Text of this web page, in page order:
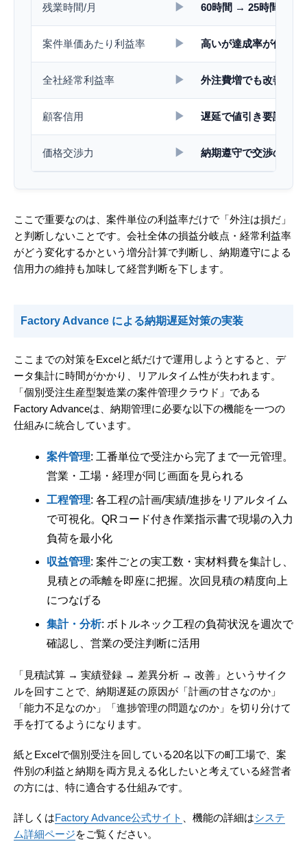
残業時間/月 ▶ 60時間 → 25時間
案件単価あたり利益率 ▶ 高いが達成率が低い
全社経常利益率 ▶ 外注費増でも改善
顧客信用 ▶ 遅延で値引き要請を受
価格交渉力 ▶ 納期遵守で交渉のテー
ここで重要なのは、案件単位の利益率だけで「外注は損だ」
と判断しないことです。会社全体の損益分岐点・経常利益率
がどう変化するかという増分計算で判断し、納期遵守による
信用力の維持も加味して経営判断を下します。
Factory Advance による納期遅延対策の実装
ここまでの対策をExcelと紙だけで運用しようとすると、デ
ータ集計に時間がかかり、リアルタイム性が失われます。
「個別受注生産型製造業の案件管理クラウド」である
Factory Advanceは、納期管理に必要な以下の機能を一つの
仕組みに統合しています。
案件管理: 工番単位で受注から完了まで一元管理。
営業・工場・経理が同じ画面を見られる
工程管理: 各工程の計画/実績/進捗をリアルタイム
で可視化。QRコード付き作業指示書で現場の入力
負荷を最小化
収益管理: 案件ごとの実工数・実材料費を集計し、
見積との乖離を即座に把握。次回見積の精度向上
につなげる
集計・分析: ボトルネック工程の負荷状況を週次で
確認し、営業の受注判断に活用
「見積試算 → 実績登録 → 差異分析 → 改善」というサイク
ルを回すことで、納期遅延の原因が「計画の甘さなのか」
「能力不足なのか」「進捗管理の問題なのか」を切り分けて
手を打てるようになります。
紙とExcelで個別受注を回している20名以下の町工場で、案
件別の利益と納期を両方見える化したいと考えている経営者
の方には、特に適合する仕組みです。
詳しくはFactory Advance公式サイト 、機能の詳細はシステ
ム詳細ページをご覧ください。